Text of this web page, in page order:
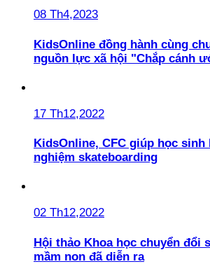
08 Th4,2023
KidsOnline đồng hành cùng
nguồn lực xã hội "Chắp cánh
17 Th12,2022
KidsOnline, CFC giúp học
nghiệm skateboarding
02 Th12,2022
Hội thảo Khoa học chuyển đổi
mầm non đã diễn ra